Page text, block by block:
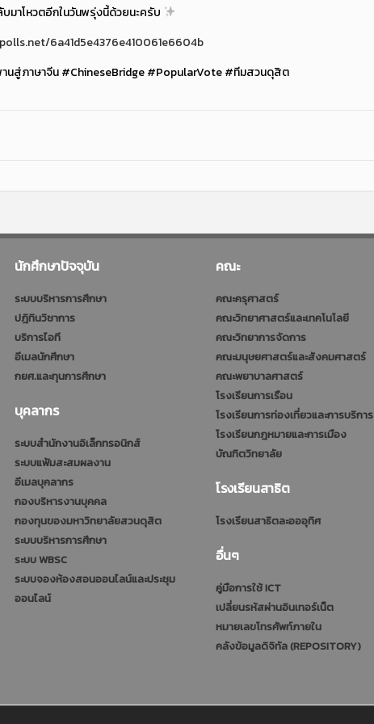
มาโหวตอีกในวันพรุ่งนี้ด้วยนะครับ
6a41d5e4376e410061e6604b
นสู่ภาษาจีน #ChineseBridge #PopularVote #ทีมสวนดุสิต
นักศึกษาปัจจุบัน
ระบบบริหารการศึกษา
ปฎิทินวิชาการ
บริการไอที
อีเมลนักศึกษา
กยศ.และทุนการศึกษา
บุคลากร
ระบบสำนักงานอิเล็กทรอนิกส์
ระบบแฟ้มสะสมผลงาน
อีเมลบุคลากร
กองบริหารงานบุคคล
กองทุนของมหาวิทยาลัยสวนดุสิต
ระบบบริหารการศึกษา
ระบบ WBSC
ระบบจองห้องสอนออนไลน์และประชุม
ออนไลน์
คณะ
คณะครุศาสตร์
คณะวิทยาศาสตร์และเทคโนโลยี
คณะวิทยาการจัดการ
คณะมนุษยศาสตร์และสังคมศาสตร์
คณะพยาบาลศาสตร์
โรงเรียนการเรือน
โรงเรียนการท่องเที่ยวและการบริการ
โรงเรียนกฎหมายและการเมือง
บัณฑิตวิทยาลัย
โรงเรียนสาธิต
โรงเรียนสาธิตละอออุทิศ
อื่นๆ
คู่มือการใช้ ICT
เปลี่ยนรหัสผ่านอินเทอร์เน็ต
หมายเลขโทรศัพท์ภายใน
คลังข้อมูลดิจิทัล (REPOSITORY)